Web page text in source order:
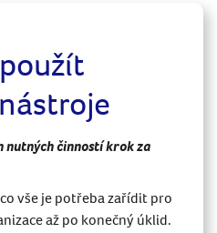
nutných činností krok za
vše je potřeba zařídit pro
až po konečný úklid.